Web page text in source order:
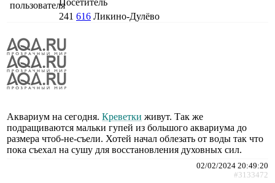
241 616 Ликино-Дулёво
Аквариум на сегодня. Креветки живут. Так же
подращиваются мальки гупей из большого аквариума до
размера чтоб-не-съели. Хотей начал облезать от воды так что
пока съехал на сушу для восстановления духовных сил.
02/02/2024 20:49:20
#3133472